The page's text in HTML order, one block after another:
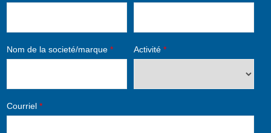
Nom de la societé/marque * Activité *
Courriel *